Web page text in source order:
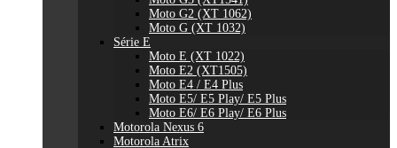
Moto G2 (XT 1062)
Moto G (XT 1032)
Série E
Moto E (XT 1022)
Moto E2 (XT1505)
Moto E4 / E4 Plus
Moto E5/ E5 Play/ E5 Plus
Moto E6/ E6 Play/ E6 Plus
Motorola Nexus 6
Motorola Atrix